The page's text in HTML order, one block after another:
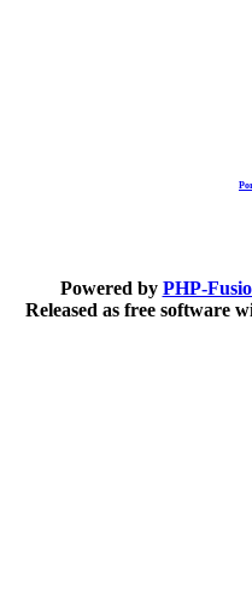
Powered by PHP-
Released as free software